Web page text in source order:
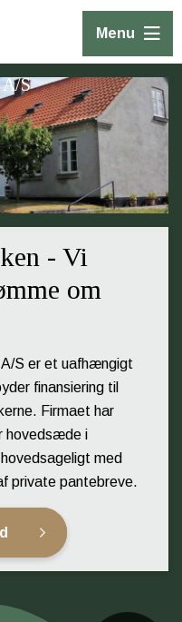
A/S
Menu
- Vi
om
S er et uafhængigt
finansiering til
Firmaet har
hovedsæde i
med
private pantebreve.